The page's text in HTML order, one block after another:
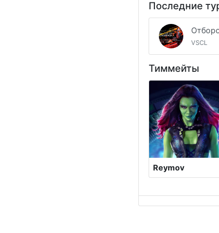
Последние
VSCL
Тиммейты
Reymov